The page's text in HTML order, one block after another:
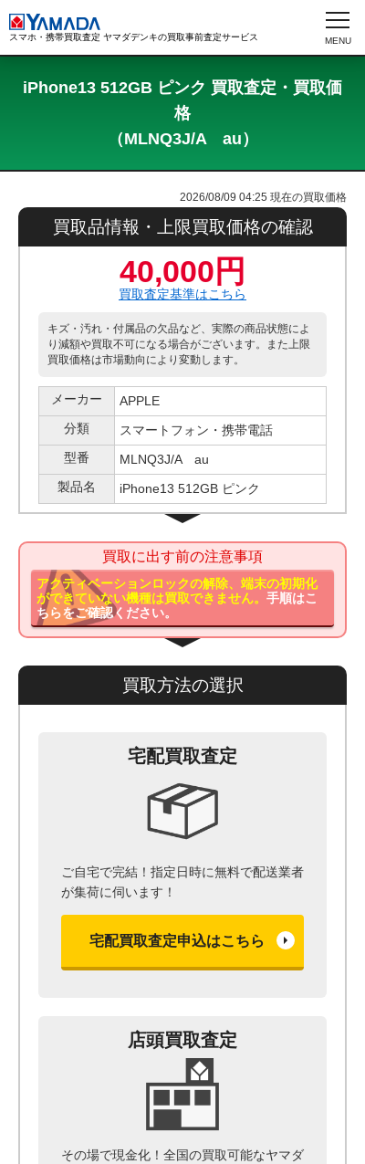
スマホ・携帯買取査定 ヤマダデンキの買取事前査定サービス
iPhone13 512GB ピンク 買取査定・買取価
格
（MLNQ3J/A au）
2026/08/09 04:25 現在の買取価格
買取品情報・上限買取価格の確認
40,000円
買取査定基準はこちら
キズ・汚れ・付属品の欠品など、実際の商品状態によ
り減額や買取不可になる場合がございます。また上限
買取価格は市場動向により変動します。
メーカー
APPLE
分類
スマートフォン・携帯電話
型番
MLNQ3J/A au
製品名
iPhone13 512GB ピンク
買取に出す前の注意事項
アクティベーションロックの解除、端末の初期化
ができていない機種は買取できません。手順はこ
ちらをご確認ください。
買取方法の選択
宅配買取査定
ご自宅で完結！指定日時に無料で配送業者
が集荷に伺います！
宅配買取査定申込はこちら
店頭買取査定
その場で現金化！全国の買取可能なヤマダ